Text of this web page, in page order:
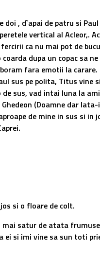
doi , d`apai de patru si
vertical al Acleor,.
ca nu mai pot de
dupa un copac sa
fara emotii la carare.
sus pe polita, Titus vine
de sus, vad intai luna la
(Doamne dar lata-
de mine in sus si in
si o floare de colt.
satur de atata
ei si imi vine sa sun toti